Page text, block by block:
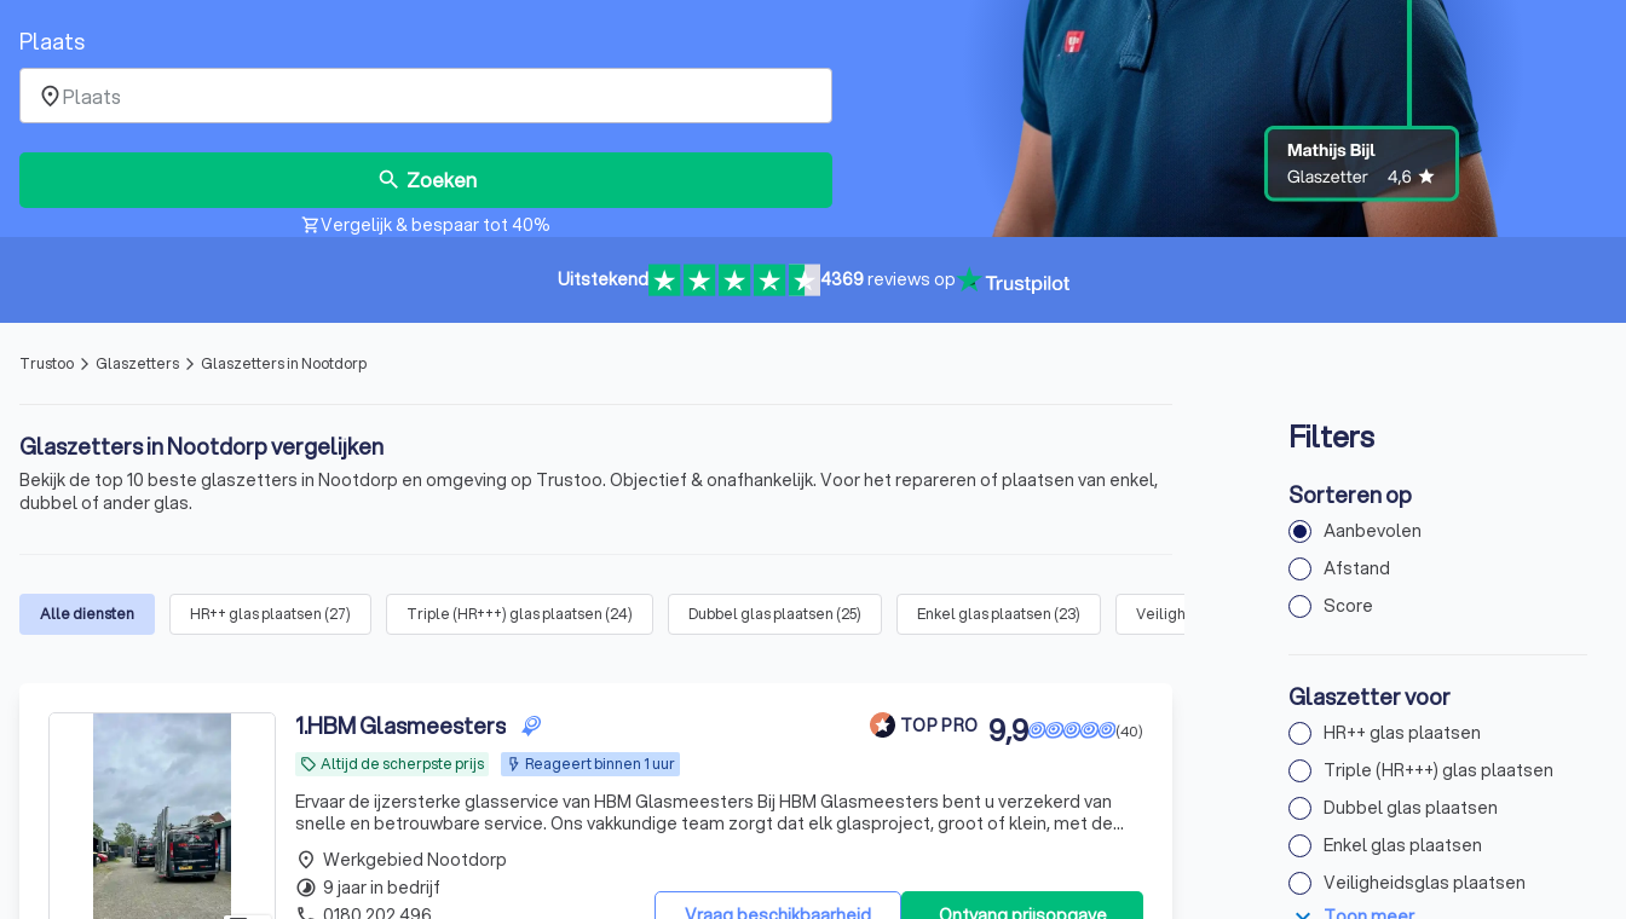
Plaats
place
search Zoeken
shopping_cartVergelijk & bespaar tot 40%
Uitstekend 4369reviews op
Trustoo arrow_forward_ios Glaszetters arrow_forward_ios Glaszetters in Nootdorp
Glaszetters in Nootdorp vergelijken
Bekijk de top 10 beste glaszetters in Nootdorp en omgeving op Trustoo. Objectief & onafhankelijk. Voor het repareren of plaatsen van enkel,
dubbel of ander glas.
Alle diensten HR++ glas plaatsen (27) Triple (HR+++) glas plaatsen (24) Dubbel glas plaatsen (25) Enkel glas plaatsen (23) Veiligheidsglas plaatsen 22)
1.HBM Glasmeesters TOP PRO
local_offer Altijd de scherpste prijs Reageert binnen 1 uur
(40)
9,9
Ervaar de ijzersterke glasservice van HBM Glasmeesters Bij HBM Glasmeesters bent u verzekerd van
snelle en betrouwbare service. Ons vakkundige team zorgt dat elk glasproject, groot of klein, met de
hoogste precisie wordt uitgevoerd. Van glaszetten en vervangen tot duurzame oplossingen voor uw
woning
place Werkgebied Nootdorp
timelapse 9 jaar in bedrijf
Filters
Sorteren op
Aanbevolen
Afstand
Score
Glaszetter voor
HR++ glas plaatsen
Triple (HR+++) glas plaatsen
Dubbel glas plaatsen
Enkel glas plaatsen
Veiligheidsglas plaatsen